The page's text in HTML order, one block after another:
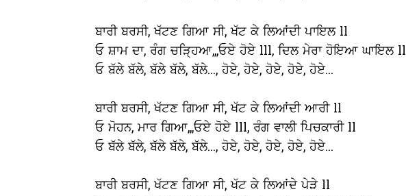
ਬਾਰੀ ਬਰਸੀ, ਖੱਟਣ ਗਿਆ ਸੀ, ਖੱਟ ਕੇ ਲਿਆਂਦੀ ਪਾਇਲ ll
ਓ ਸ਼ਾਮ ਦਾ, ਰੰਗ ਚੜ੍ਹਿਆ,,,ਓਏ ਹੋਏ lll, ਦਿਲ ਮੇਰਾ ਹੋਇਆ ਘਾਇਲ ll
ਓ ਬੱਲੇ ਬੱਲੇ, ਬੱਲੇ ਬੱਲੇ, ਬੱਲੇ..., ਹੋਏ, ਹੋਏ, ਹੋਏ, ਹੋਏ, ਹੋਏ...
ਬਾਰੀ ਬਰਸੀ, ਖੱਟਣ ਗਿਆ ਸੀ, ਖੱਟ ਕੇ ਲਿਆਂਦੀ ਆਰੀ ll
ਓ ਮੋਹਨ, ਮਾਰ ਗਿਆ,,,ਓਏ ਹੋਏ lll, ਰੰਗ ਵਾਲੀ ਪਿਚਕਾਰੀ ll
ਓ ਬੱਲੇ ਬੱਲੇ, ਬੱਲੇ ਬੱਲੇ, ਬੱਲੇ..., ਹੋਏ, ਹੋਏ, ਹੋਏ, ਹੋਏ, ਹੋਏ...
ਬਾਰੀ ਬਰਸੀ, ਖੱਟਣ ਗਿਆ ਸੀ, ਖੱਟ ਕੇ ਲਿਆਂਦੇ ਪੇੜੇ ll